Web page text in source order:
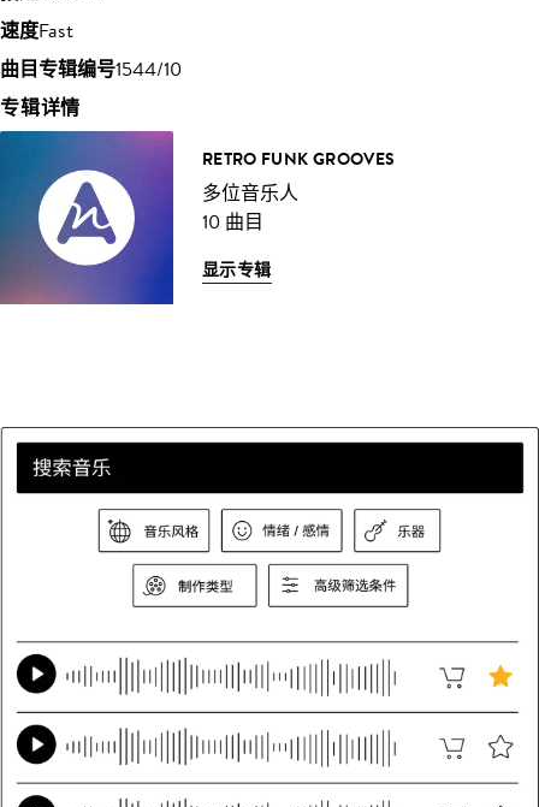
速度Fast
曲目专辑编号1544/10
专辑详情
RETRO FUNK GROOVES
多位音乐人
10 曲目
显示专辑